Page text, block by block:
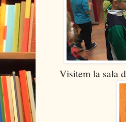
Visitem la sala